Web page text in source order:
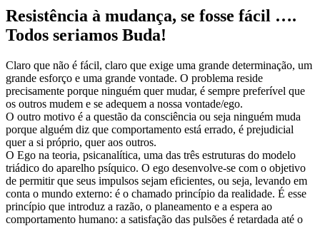
Resistência à mudança, se fosse fácil ….
Todos seriamos Buda!
Claro que não é fácil, claro que exige uma grande determinação, um
grande esforço e uma grande vontade. O problema reside
precisamente porque ninguém quer mudar, é sempre preferível que
os outros mudem e se adequem a nossa vontade/ego.
O outro motivo é a questão da consciência ou seja ninguém muda
porque alguém diz que comportamento está errado, é prejudicial
quer a si próprio, quer aos outros.
O Ego na teoria, psicanalítica, uma das três estruturas do modelo
triádico do aparelho psíquico. O ego desenvolve-se com o objetivo
de permitir que seus impulsos sejam eficientes, ou seja, levando em
conta o mundo externo: é o chamado princípio da realidade. É esse
princípio que introduz a razão, o planeamento e a espera ao
comportamento humano: a satisfação das pulsões é retardada até o